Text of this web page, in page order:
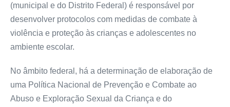
(municipal e do Distrito Federal) é responsável por
desenvolver protocolos com medidas de combate à
violência e proteção às crianças e adolescentes no
ambiente escolar.
No âmbito federal, há a determinação de elaboração de
uma Política Nacional de Prevenção e Combate ao
Abuso e Exploração Sexual da Criança e do